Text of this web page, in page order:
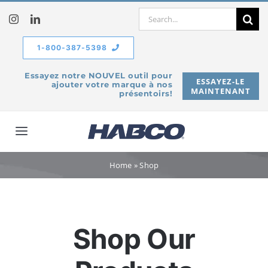
content
Search
Essayez notre NOUVEL outil pour
ajouter votre marque à nos
présentoirs!
ESSAYEZ-LE
MAINTENANT
1-800-387-5398
Toggle
Home »Shop
Shop Our